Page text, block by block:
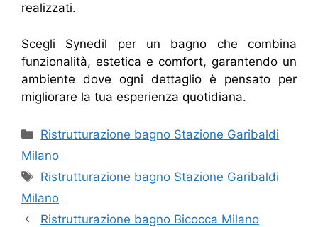
realizzati.
Scegli Synedil per un bagno che combina
funzionalità, estetica e comfort, garantendo un
ambiente dove ogni dettaglio è pensato per
migliorare la tua esperienza quotidiana.
Categorie
Ristrutturazione bagno Stazione Garibaldi
Milano
Tag
Ristrutturazione bagno Stazione Garibaldi
Milano
Ristrutturazione bagno Bicocca Milano